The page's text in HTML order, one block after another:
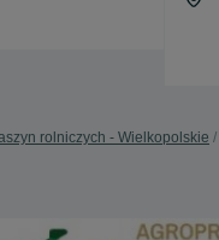
rolniczych - Wielkopolskie